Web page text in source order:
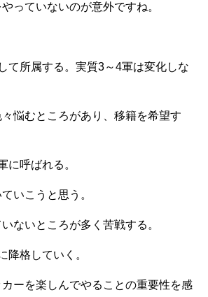
っていないのが意外ですね。
て所属する。実質3～4軍は変化しな
悩むところがあり、移籍を希望す
に呼ばれる。
いこうと思う。
ないところが多く苦戦する。
降格していく。
ーを楽しんでやることの重要性を感